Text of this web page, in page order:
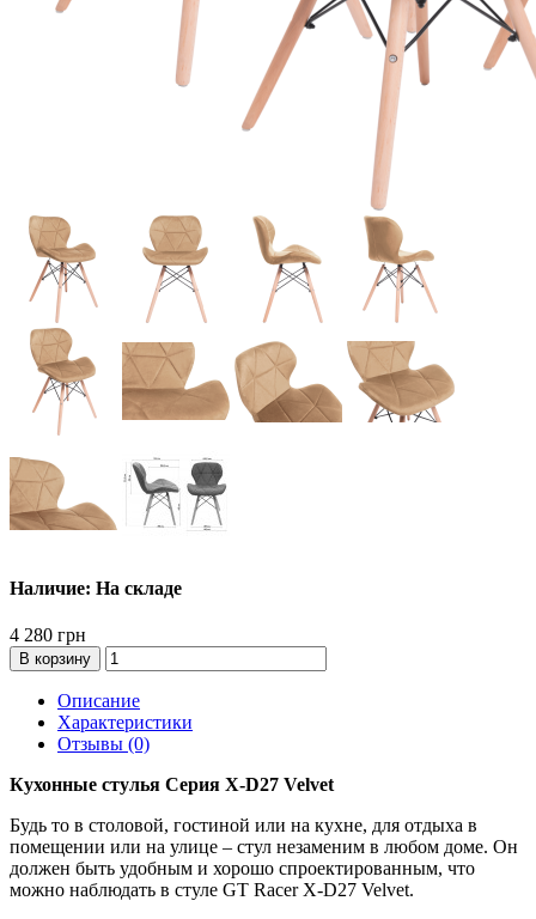
Наличие: На складе
4 280 грн
В корзину
Описание
Характеристики
Отзывы (0)
Кухонные стулья Серия X-D27 Velvet
Будь то в столовой, гостиной или на кухне, для отдыха в
помещении или на улице – стул незаменим в любом доме. Он
должен быть удобным и хорошо спроектированным, что
можно наблюдать в стуле GT Racer X-D27 Velvet.